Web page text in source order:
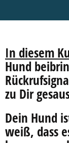
In diesem
Hund
zu Dir
Dein Hund
weiß, dass